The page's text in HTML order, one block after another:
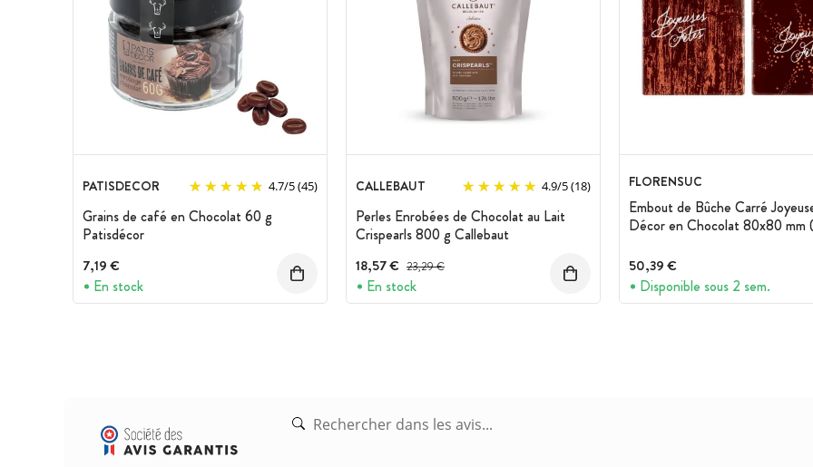
PATISDECOR 4.7/5(45)
Grains de café en Chocolat 60 g
Patisdécor
7,19 €
En stock
CALLEBAUT 4.9/5(18)
Perles Enrobées de Chocolat au Lait
Crispearls 800 g Callebaut
18,57 € Prix avant réduction :
23,29 €
En stock
FLORENSUC
Embout de Bûche Carré
Décor en Chocolat 80x80 mm
50,39 €
Disponible sous 2 sem.